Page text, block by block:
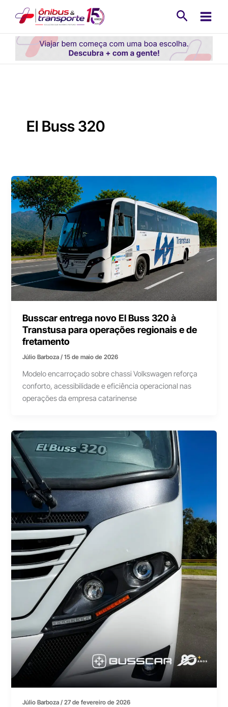
conteúdo
El Buss 320
Busscar entrega novo El Buss 320 à
Transtusa para operações regionais e de
fretamento
Júlio Barboza/15 de maio de 2026
Modelo encarroçado sobre chassi Volkswagen reforça
conforto, acessibilidade e eficiência operacional nas
operações da empresa catarinense
Júlio Barboza/27 de fevereiro de 2026